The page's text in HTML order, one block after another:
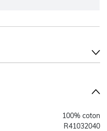
100% coton
R41032040